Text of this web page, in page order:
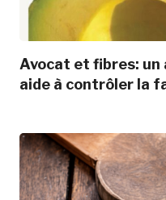
Avocat et fibres:
aide à contrôler la